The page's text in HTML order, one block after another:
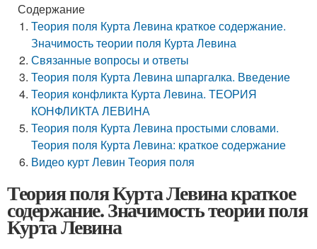
Содержание
Теория поля Курта Левина краткое содержание.
Значимость теории поля Курта Левина
Связанные вопросы и ответы
Теория поля Курта Левина шпаргалка. Введение
Теория конфликта Курта Левина. ТЕОРИЯ
КОНФЛИКТА ЛЕВИНА
Теория поля Курта Левина простыми словами.
Теория поля Курта Левина: краткое содержание
Видео курт Левин Теория поля
Теория поля Курта Левина краткое
содержание. Значимость теории поля
Курта Левина